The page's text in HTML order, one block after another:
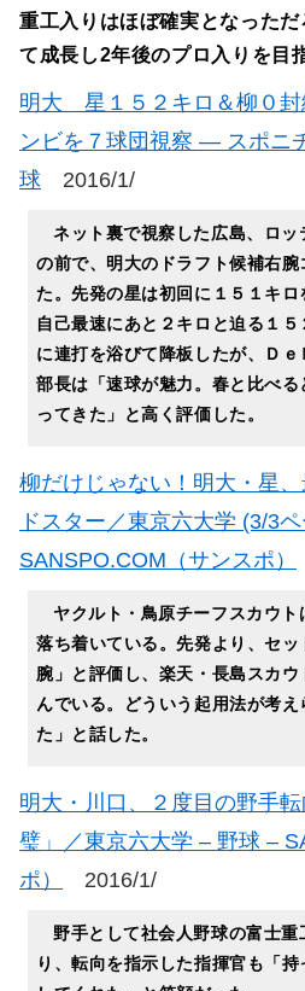
重工入りはほぼ確実となった
て成長し2年後のプロ入りを目
明大 星１５２キロ＆柳０
ンビを７球団視察 ― スポニ
球 2016/1/
ネット裏で視察した広島、ロッ
の前で、明大のドラフト候補右
た。先発の星は初回に１５１キ
自己最速にあと２キロと迫る１
に連打を浴びて降板したが、Ｄ
部長は「速球が魅力。春と比べ
ってきた」と高く評価した。
柳だけじゃない！明大・星
ドスター／東京六大学 (3/3
SANSPO.COM（サンスポ）
ヤクルト・鳥原チーフスカウト
落ち着いている。先発より、セ
腕」と評価し、楽天・長島スカ
んでいる。どういう起用法が考え
た」と話した。
明大・川口、２度目の野手
璧」／東京六大学 – 野球 –
ポ）
2016/1/
野手として社会人野球の富士重
り、転向を指示した指揮官も「